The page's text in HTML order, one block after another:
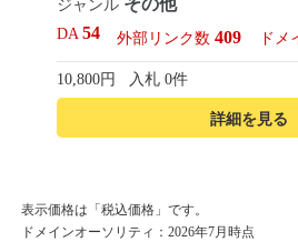
詳細を見る
ジャンル その他
DA54 外部リンク数 409 ドメ
10,800円 入札 0件
korean-
表示価格は「税込価格」です。
ドメインオーソリティ：2026年7月時点